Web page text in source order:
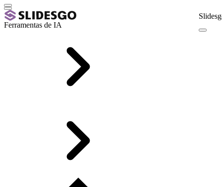
Ferramentas de IA